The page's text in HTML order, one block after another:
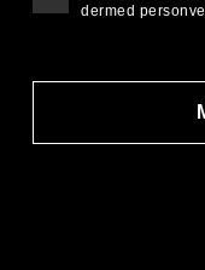
dermed